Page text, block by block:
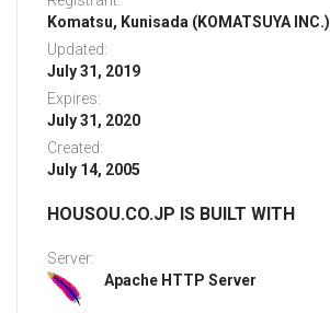
Komatsu, Kunisada (KOMATSUYA INC.)
Updated:
July 31, 2019
Expires:
July 31, 2020
Created:
July 14, 2005
HOUSOU.CO.JP IS BUILT WITH
Server:
Apache HTTP Server